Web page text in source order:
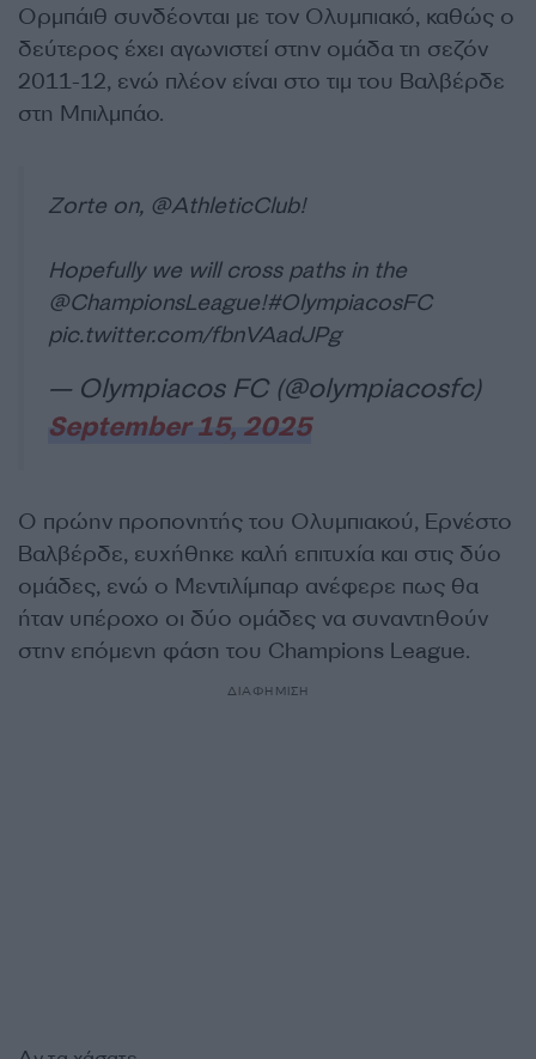
Ορμπάιθ συνδέονται με τον Ολυμπιακό, καθώς ο
δεύτερος έχει αγωνιστεί στην ομάδα τη σεζόν
2011-12, ενώ πλέον είναι στο τιμ του Βαλβέρδε
στη Μπιλμπάο.
Zorte on, @AthleticClub!
Hopefully we will cross paths in the
@ChampionsLeague!#OlympiacosFC
pic.twitter.com/fbnVAadJPg
— Olympiacos FC (@olympiacosfc)
September 15, 2025
Ο πρώην προπονητής του Ολυμπιακού, Ερνέστο
Βαλβέρδε, ευχήθηκε καλή επιτυχία και στις δύο
ομάδες, ενώ ο Μεντιλίμπαρ ανέφερε πως θα
ήταν υπέροχο οι δύο ομάδες να συναντηθούν
στην επόμενη φάση του Champions League.
ΔΙΑΦΗΜΙΣΗ